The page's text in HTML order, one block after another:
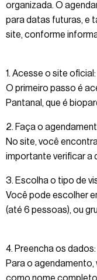
organizada. O
para datas futuras, e
site, conforme
1. Acesse o site oficial:
O primeiro passo é
Pantanal, que é
2. Faça o
No site, você
importante verificar a
3. Escolha o tipo de
Você pode escolher
(até 6 pessoas), ou
4. Preencha os dados:
Para o
como nome